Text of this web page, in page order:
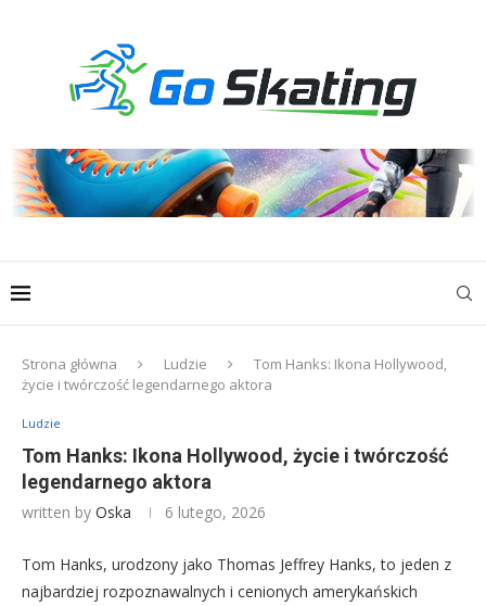
Strona główna Ludzie
Tom Hanks: Ikona Hollywood,
życie i twórczość legendarnego aktora
Ludzie
Tom Hanks: Ikona Hollywood, życie i twórczość
legendarnego aktora
written by Oska 6 lutego, 2026
Tom Hanks, urodzony jako Thomas Jeffrey Hanks, to jeden z
najbardziej rozpoznawalnych i cenionych amerykańskich